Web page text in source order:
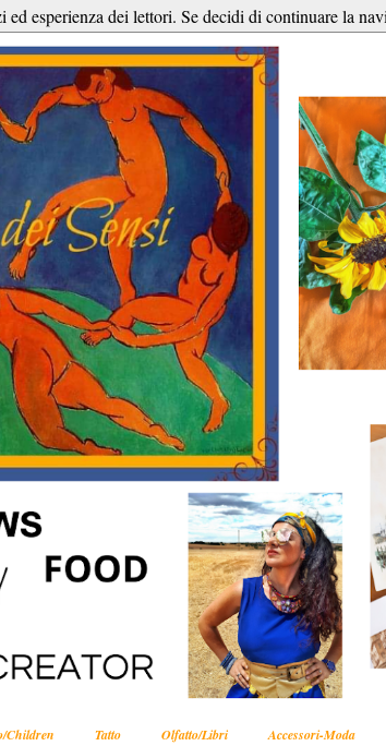
Children Tatto Olfatto/Libri Accessori-Moda
esperienza dei lettori. Se decidi di continuare la